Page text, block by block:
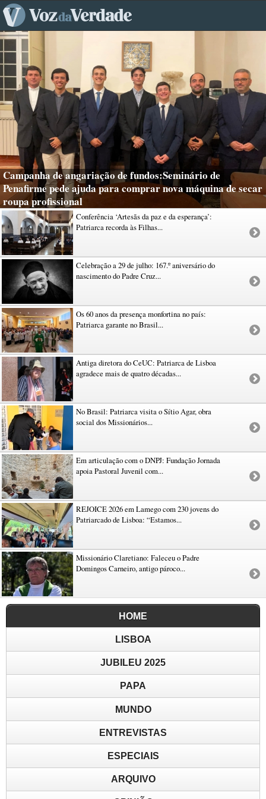
Campanha de angariação de fundos:Seminário de
Penafirme pede ajuda para comprar nova máquina de secar
roupa profissional
Conferência ‘Artesãs da paz e da esperança’:
Patriarca recorda às Filhas...
Celebração a 29 de julho: 167.º aniversário do
nascimento do Padre Cruz...
Os 60 anos da presença monfortina no país:
Patriarca garante no Brasil...
Antiga diretora do CeUC: Patriarca de Lisboa
agradece mais de quatro décadas...
No Brasil: Patriarca visita o Sítio Agar, obra
social dos Missionários...
Em articulação com o DNPJ: Fundação Jornada
apoia Pastoral Juvenil com...
REJOICE 2026 em Lamego com 230 jovens do
Patriarcado de Lisboa: “Estamos...
Missionário Claretiano: Faleceu o Padre
Domingos Carneiro, antigo pároco...
HOME
LISBOA
JUBILEU 2025
PAPA
MUNDO
ENTREVISTAS
ESPECIAIS
ARQUIVO